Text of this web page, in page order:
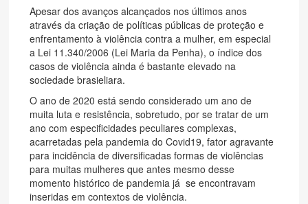
Apesar dos avanços alcançados nos últimos anos
através da criação de políticas públicas de proteção e
enfrentamento à violência contra a mulher, em especial
a Lei 11.340/2006 (Lei Maria da Penha), o índice dos
casos de violência ainda é bastante elevado na
sociedade brasieliara.
O ano de 2020 está sendo considerado um ano de
muita luta e resistência, sobretudo, por se tratar de um
ano com especificidades peculiares complexas,
acarretadas pela pandemia do Covid19, fator agravante
para incidência de diversificadas formas de violências
para muitas mulheres que antes mesmo desse
momento histórico de pandemia já se encontravam
inseridas em contextos de violência.